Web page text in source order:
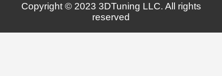
Copyright © 2023 3DTuning LLC. All rights
reserved